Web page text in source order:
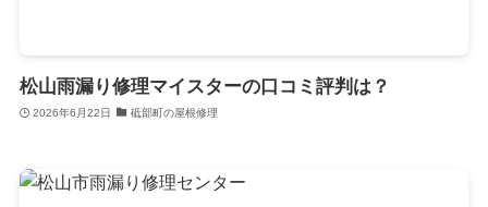
松山雨漏り修理マイスターの口コミ評判は？
2026年6月22日 砥部町の屋根修理